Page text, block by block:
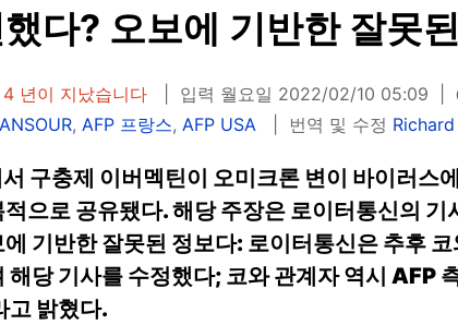
다? 오보에 기반한 잘못
년이 지났습니다
입력 월요일 2022/02/10 05:09
, AFP 프랑스, AFP USA 번역 및 수정
구충제 이버멕틴이 오미크론 변이 바이러스
으로 공유됐다. 해당 주장은 로이터통신의 기
기반한 잘못된 정보다: 로이터통신은 추후
당 기사를 수정했다; 코와 관계자 역시 AFP
고 밝혔다.